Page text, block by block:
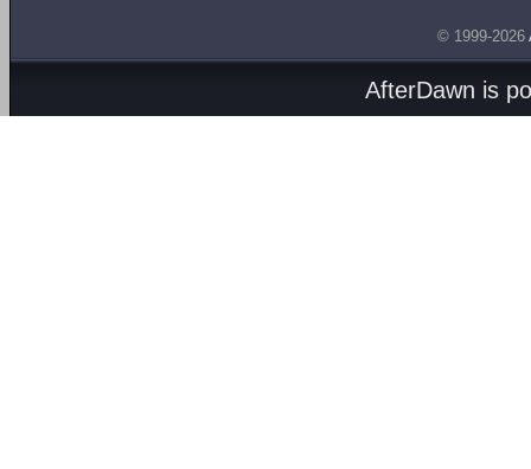
© 1999-2026
AfterDawn is